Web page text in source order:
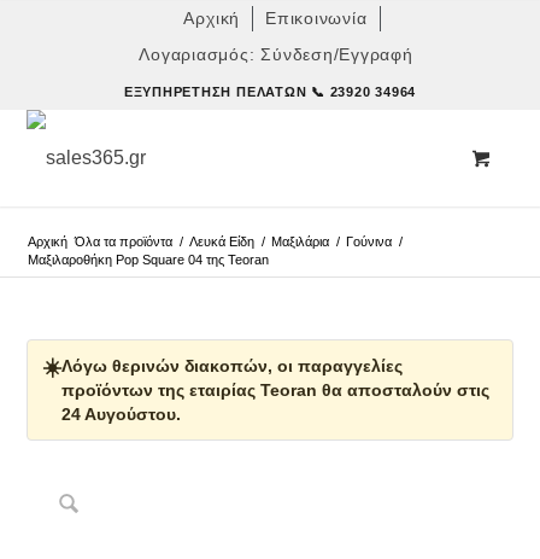
Αρχική
Επικοινωνία
Λογαριασμός: Σύνδεση/Εγγραφή
ΕΞΥΠΗΡΈΤΗΣΗ ΠΕΛΑΤΏΝ 📞 23920 34964
Αρχική Όλα τα προϊόντα / Λευκά Είδη / Μαξιλάρια / Γούνινα /
Μαξιλαροθήκη Pop Square 04 της Teoran
☀️Λόγω θερινών διακοπών, οι παραγγελίες
προϊόντων της εταιρίας Teoran θα αποσταλούν στις
24 Αυγούστου.